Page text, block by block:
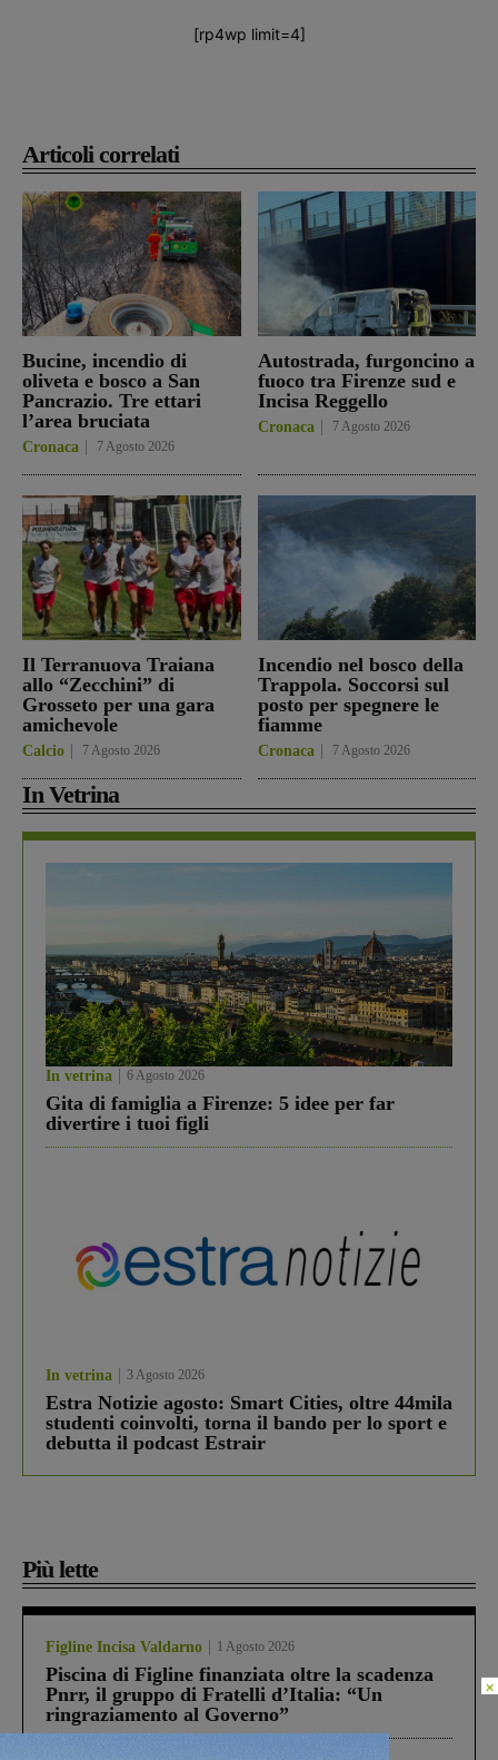
Articoli correlati
Bucine, incendio di
oliveta e bosco a San
Pancrazio. Tre ettari
l’area bruciata
Cronaca 7 Agosto 2026
Autostrada, furgoncino a
fuoco tra Firenze sud e
Incisa Reggello
Cronaca 7 Agosto 2026
Il Terranuova Traiana
allo “Zecchini” di
Grosseto per una gara
amichevole
Calcio 7 Agosto 2026
Incendio nel bosco della
Trappola. Soccorsi sul
posto per spegnere le
fiamme
Cronaca 7 Agosto 2026
In Vetrina
In vetrina 6 Agosto 2026
Gita di famiglia a Firenze: 5 idee per far
divertire i tuoi figli
In vetrina 3 Agosto 2026
Estra Notizie agosto: Smart Cities, oltre 44mila
studenti coinvolti, torna il bando per lo sport e
debutta il podcast Estrair
Più lette
Figline Incisa Valdarno 1 Agosto 2026
Piscina di Figline finanziata oltre la scadenza
Pnrr, il gruppo di Fratelli d’Italia: “Un
ringraziamento al Governo”
[rp4wp limit=4]
×